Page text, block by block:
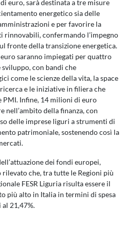
euro, sarà destinata a tre misure
energetico sia delle
e per favorire la
rinnovabili, confermando l’impegno
fronte della transizione energetica.
saranno impiegati per quattro
con bandi che
come le scienze della vita, la space
e le iniziative in filiera che
PMI. Infine, 14 milioni di euro
nell’ambito della finanza, con
delle imprese liguri a strumenti di
patrimoniale, sostenendo così la
dei fondi europei,
che, tra tutte le Regioni più
FESR Liguria risulta essere il
più alto in Italia in termini di spesa
21,47%.